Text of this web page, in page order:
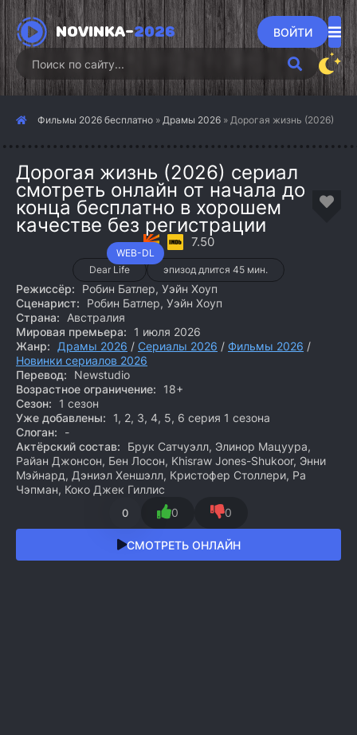
NOVINKA-2026 ВОЙТИ
Фильмы 2026 бесплатно » Драмы 2026 » Дорогая жизнь (2026)
Дорогая жизнь (2026) сериал
смотреть онлайн от начала до
конца бесплатно в хорошем
качестве без регистрации
WEB-DL
7.50
Dear Life эпизод длится 45 мин.
Режиссёр:
Робин Батлер, Уэйн Хоуп
Сценарист:
Робин Батлер, Уэйн Хоуп
Страна:
Австралия
Мировая премьера:
1 июля 2026
Жанр:
Драмы 2026 / Сериалы 2026 / Фильмы 2026 /
Новинки сериалов 2026
Перевод:
Newstudio
Возрастное ограничение:
18+
Сезон:
1 сезон
Уже добавлены:
1, 2, 3, 4, 5, 6 серия 1 сезона
Слоган:
-
Актёрский состав:
Брук Сатчуэлл, Элинор Мацуура,
Райан Джонсон, Бен Лосон, Khisraw Jones-Shukoor, Энни
Мэйнард, Дэниэл Хеншэлл, Кристофер Столлери, Ра
Чэпман, Коко Джек Гиллис
0 0 0
СМОТРЕТЬ ОНЛАЙН